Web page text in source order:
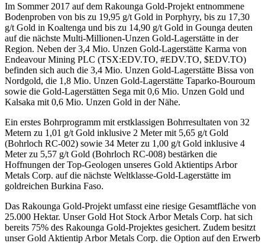
Im Sommer 2017 auf dem Rakounga Gold-Projekt entnommene
Bodenproben von bis zu 19,95 g/t Gold in Porphyry, bis zu 17,30
g/t Gold in Koaltenga und bis zu 14,90 g/t Gold in Gounga deuten
auf die nächste Multi-Millionen-Unzen Gold-Lagerstätte in der
Region. Neben der 3,4 Mio. Unzen Gold-Lagerstätte Karma von
Endeavour Mining PLC (TSX:EDV.TO, #EDV.TO, $EDV.TO)
befinden sich auch die 3,4 Mio. Unzen Gold-Lagerstätte Bissa von
Nordgold, die 1,8 Mio. Unzen Gold-Lagerstätte Taparko-Bouroum
sowie die Gold-Lagerstätten Sega mit 0,6 Mio. Unzen Gold und
Kalsaka mit 0,6 Mio. Unzen Gold in der Nähe.
Ein erstes Bohrprogramm mit erstklassigen Bohrresultaten von 32
Metern zu 1,01 g/t Gold inklusive 2 Meter mit 5,65 g/t Gold
(Bohrloch RC-002) sowie 34 Meter zu 1,00 g/t Gold inklusive 4
Meter zu 5,57 g/t Gold (Bohrloch RC-008) bestärken die
Hoffnungen der Top-Geologen unseres Gold Aktientips Arbor
Metals Corp. auf die nächste Weltklasse-Gold-Lagerstätte im
goldreichen Burkina Faso.
Das Rakounga Gold-Projekt umfasst eine riesige Gesamtfläche von
25.000 Hektar. Unser Gold Hot Stock Arbor Metals Corp. hat sich
bereits 75% des Rakounga Gold-Projektes gesichert. Zudem besitzt
unser Gold Aktientip Arbor Metals Corp. die Option auf den Erwerb